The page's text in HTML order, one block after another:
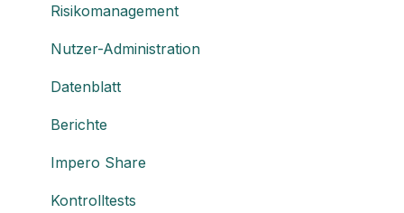
Risikomanagement
Nutzer-Administration
Datenblatt
Berichte
Impero Share
Kontrolltests